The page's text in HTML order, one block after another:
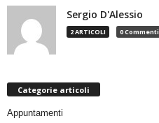
Sergio D'Alessio
2 ARTICOLI 0 Commenti
Categorie articoli
Appuntamenti